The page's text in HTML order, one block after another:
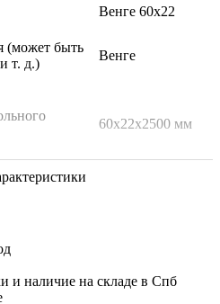
Венге 60х22
(может быть
т. д.)
Венге
60х22х2500 мм
и наличие на складе в Спб